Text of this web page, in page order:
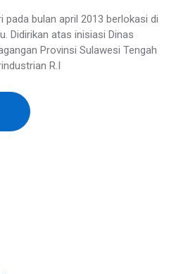
pada bulan april 2013 berlokasi di
Didirikan atas inisiasi Dinas
Provinsi Sulawesi Tengah
R.I